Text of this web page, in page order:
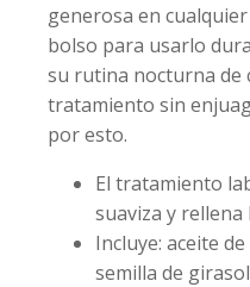
generosa en
bolso para usarlo
su rutina nocturna de
tratamiento sin
por esto.
El tratamiento
suaviza y rellena
Incluye: aceite
semilla de